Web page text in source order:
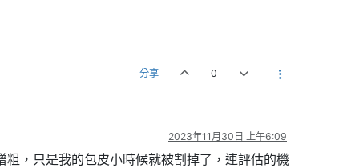
分享 0
2023年11月30日 上午6:09
，只是我的包皮小時候就被割掉了，連評估的機